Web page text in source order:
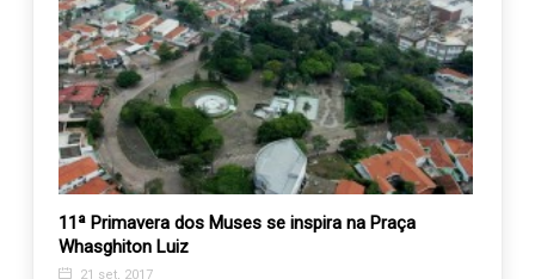
11ª Primavera dos Muses se inspira na Praça
Whasghiton Luiz
21 set, 2017